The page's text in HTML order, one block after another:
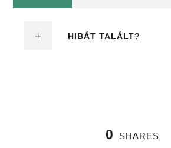
HIBÁT TALÁLT?
0 SHARES